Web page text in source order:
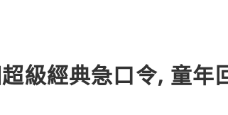
超級經典急口令, 童年